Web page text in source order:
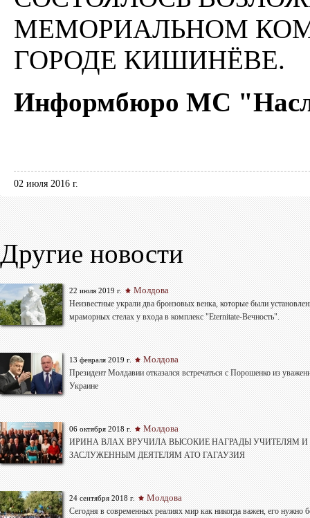
МЕМОРИАЛЬНОМ
ГОРОДЕ КИШИНЁВЕ.
Информбюро МС
02 июля 2016 г.
Другие новости
22 июля 2019 г. Молдова
Неизвестные украли два бронзовых венка, которые были
мраморных стелах у входа в комплекс "Eternitate-Вечность".
13 февраля 2019 г. Молдова
Президент Молдавии отказался встречаться с Порошенко из
Украине
06 октября 2018 г. Молдова
ИРИНА ВЛАХ ВРУЧИЛА ВЫСОКИЕ НАГРАДЫ УЧИТЕЛЯМ
ЗАСЛУЖЕННЫМ ДЕЯТЕЛЯМ АТО ГАГАУЗИЯ
24 сентября 2018 г. Молдова
Сегодня в современных реалиях мир как никогда важен, его нужно